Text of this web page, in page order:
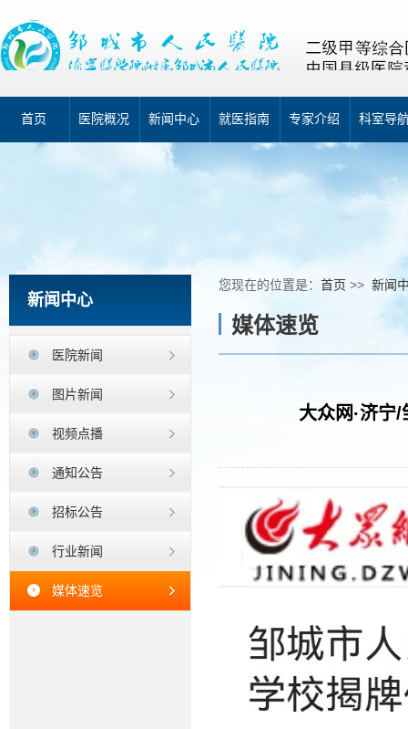
首页 医院概况 新闻中心 就医指南 专家介绍 科室导
新闻中心
医院新闻
图片新闻
视频点播
通知公告
招标公告
行业新闻
媒体速览
您现在的位置是： 首页 >> 新闻
媒体速览
大众网·济宁